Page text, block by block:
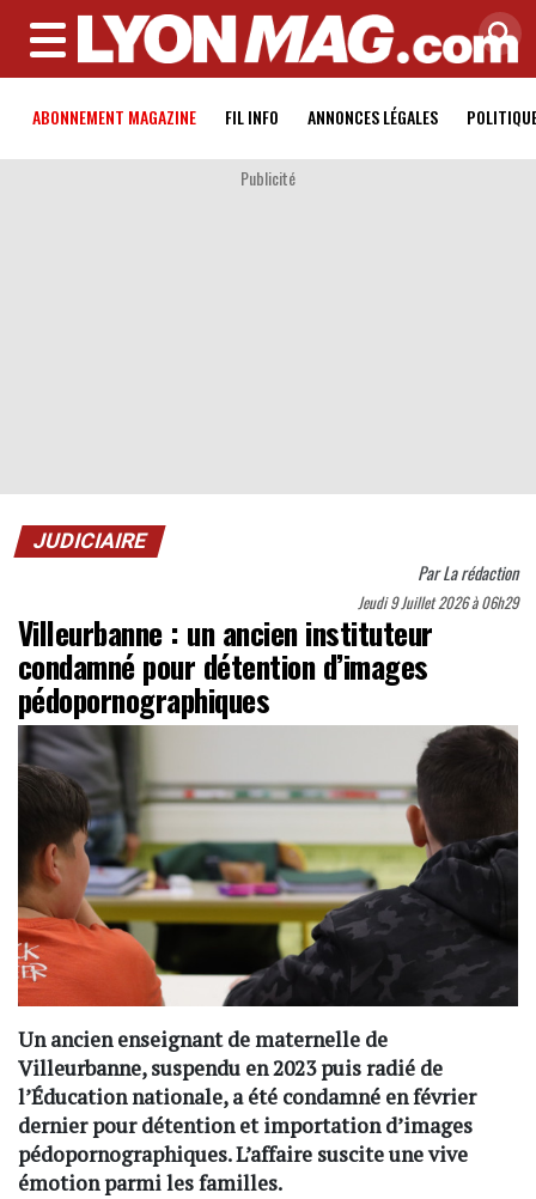
MENU
ABONNEMENT MAGAZINE FIL INFO ANNONCES LÉGALES
Publicité
JUDICIAIRE
ParLa rédaction
Jeudi 9 Juillet 2026 à 06h29
Villeurbanne : un ancien instituteur
condamné pour détention d’images
pédopornographiques
Un ancien enseignant de maternelle de
Villeurbanne, suspendu en 2023 puis radié de
l’Éducation nationale, a été condamné en février
dernier pour détention et importation d’images
pédopornographiques. L’affaire suscite une vive
émotion parmi les familles.